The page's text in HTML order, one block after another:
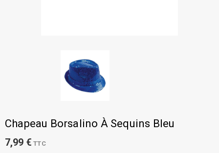
Chapeau Borsalino À Sequins Bleu
7,99 € TTC